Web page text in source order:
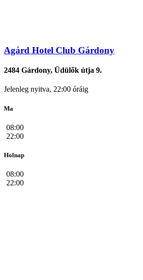
Agárd Hotel Club Gárdony
2484 Gárdony, Üdülők útja 9.
Jelenleg nyitva, 22:00 óráig
Ma
08:00
22:00
Holnap
08:00
22:00